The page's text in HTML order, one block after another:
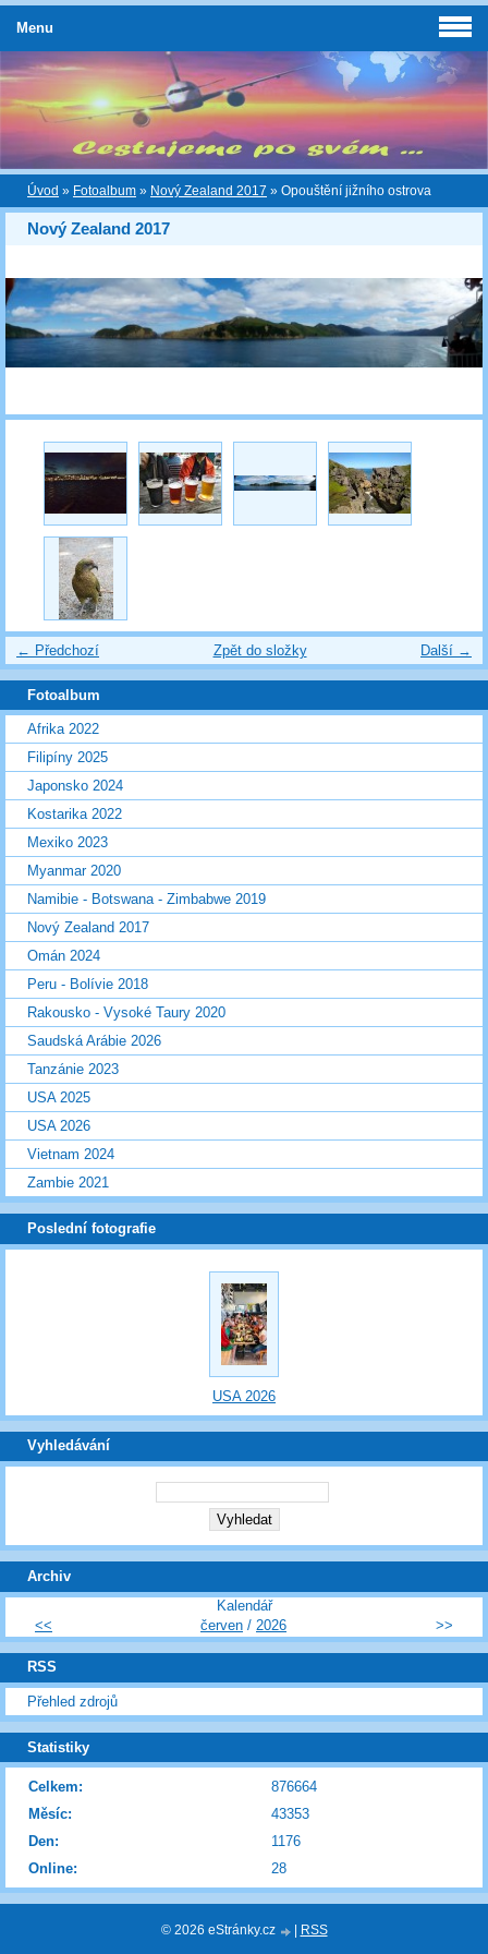
Úvod » Fotoalbum » Nový Zealand 2017 » Opouštění jižního ostrova
Nový Zealand 2017
← Předchozí Další →
Zpět do složky
Menu
Fotoalbum
Afrika 2022
Filipíny 2025
Japonsko 2024
Kostarika 2022
Mexiko 2023
Myanmar 2020
Namibie - Botswana - Zimbabwe 2019
Nový Zealand 2017
Omán 2024
Peru - Bolívie 2018
Rakousko - Vysoké Taury 2020
Saudská Arábie 2026
Tanzánie 2023
USA 2025
USA 2026
Vietnam 2024
Zambie 2021
Poslední fotografie
USA 2026
Vyhledávání
Archiv
Kalendář
<<
červen / 2026 >>
RSS
Přehled zdrojů
Statistiky
Online: 28
Celkem:
876664
Měsíc:
43353
Den:
1176
© 2026 eStránky.cz RSS